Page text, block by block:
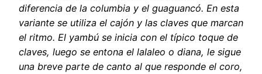
diferencia de la columbia y el guaguancó. En esta
variante se utiliza el cajón y las claves que marcan
el ritmo. El yambú se inicia con el típico toque de
claves, luego se entona el lalaleo o diana, le sigue
una breve parte de canto al que responde el coro,